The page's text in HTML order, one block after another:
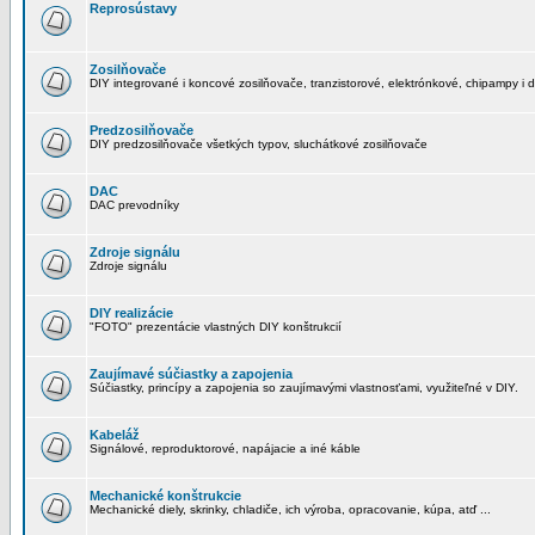
Reprosústavy
Zosilňovače
DIY integrované i koncové zosilňovače, tranzistorové, elektrónkové, chipampy i
Predzosilňovače
DIY predzosilňovače všetkých typov, sluchátkové zosilňovače
DAC
DAC prevodníky
Zdroje signálu
Zdroje signálu
DIY realizácie
"FOTO" prezentácie vlastných DIY konštrukcií
Zaujímavé súčiastky a zapojenia
Súčiastky, princípy a zapojenia so zaujímavými vlastnosťami, využiteľné v DIY.
Kabeláž
Signálové, reproduktorové, napájacie a iné káble
Mechanické konštrukcie
Mechanické diely, skrinky, chladiče, ich výroba, opracovanie, kúpa, atď ...